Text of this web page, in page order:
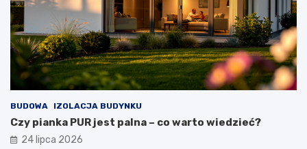
BUDOWA IZOLACJA BUDYNKU
Czy pianka PUR jest palna – co warto wiedzieć?
24 lipca 2026